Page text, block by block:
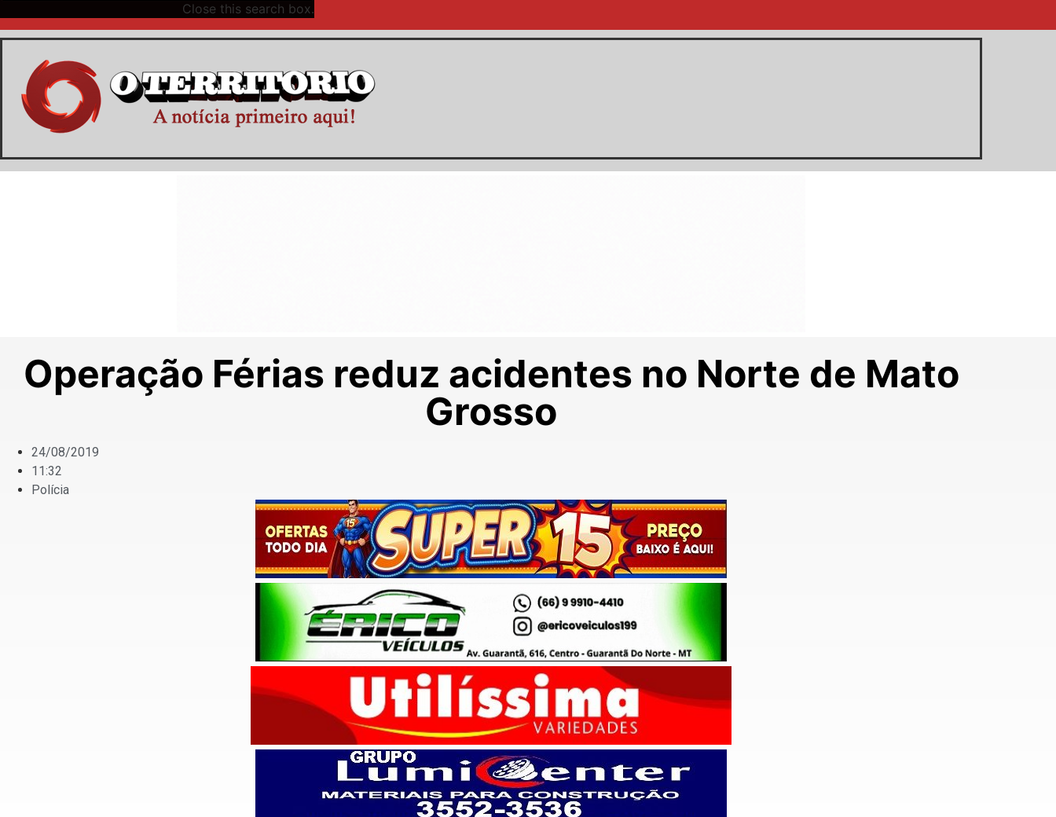
Close this search box.
Operação Férias reduz acidentes no Norte de Mato
Grosso
24/08/2019
11:32
Polícia